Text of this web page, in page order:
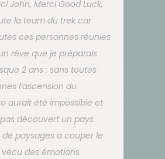
John, Merci Good Luck,
la team du trek car
ces personnes réunies
rêve que je préparais
2 ans : sans toutes
l’ascension du
aurait été impossible et
pas découvert un pays
paysages a couper le
vécu des émotions